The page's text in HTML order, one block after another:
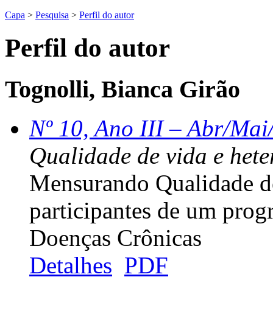
Capa > Pesquisa > Perfil do autor
Perfil do autor
Tognolli, Bianca Girão
Nº 10, Ano III – Abr/
Qualidade de vida e
Mensurando Qualidade
participantes de um
Doenças Crônicas
Detalhes PDF